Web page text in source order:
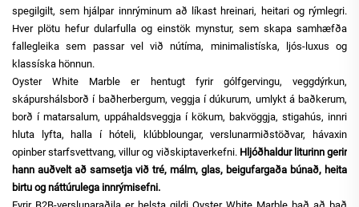
spegilgilt, sem hjálpar innrýminum að líkast hreinari, heitari og rýmlegri.
Hver plötu hefur dularfulla og einstök mynstur, sem skapa samhæfða
fallegleika sem passar vel við nútíma, minimalistíska, ljós-luxus og
klassíska hönnun.
Oyster White Marble er hentugt fyrir gólfgervingu, veggdýrkun,
skápurshálsborð í baðherbergum, veggja í dúkurum, umlykt á baðkerum,
borð í matarsalum, uppáhaldsveggja í kökum, bakvöggja, stigahús, innri
hluta lyfta, halla í hóteli, klúbbloungar, verslunarmiðstöðvar, hávaxin
opinber starfsvettvang, villur og viðskiptaverkefni. Hljóðhaldur liturinn gerir
hann auðvelt að samsetja við tré, málm, glas, beigufargaða búnað, heita
birtu og náttúrulega innrýmisefni.